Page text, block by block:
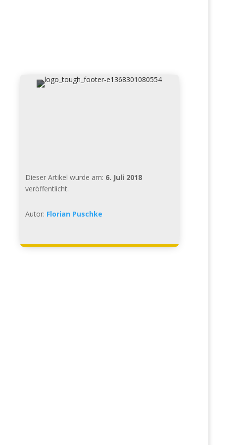
Dieser Artikel wurde am: 6. Juli 2018
veröffentlicht.
Autor: Florian Puschke